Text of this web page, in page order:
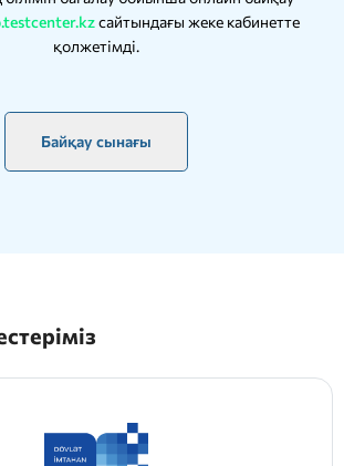
сайтындағы жеке кабинетте
қолжетімді.
Байқау сынағы